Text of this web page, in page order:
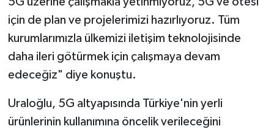
için de plan ve projelerimizi hazırlıyoruz. Tüm
kurumlarımızla ülkemizi iletişim teknolojisinde
daha ileri götürmek için çalışmaya devam
edeceğiz" diye konuştu.
Uraloğlu, 5G altyapısında Türkiye'nin yerli
ürünlerinin kullanımına öncelik verileceğini